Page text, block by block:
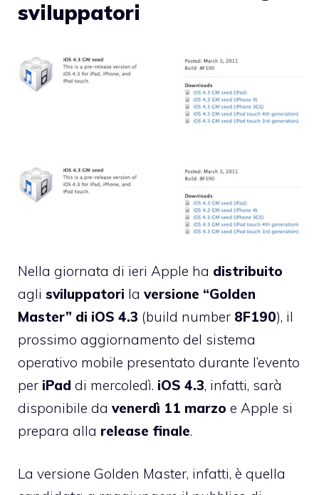
sviluppatori
Nella giornata di ieri Apple ha distribuito
agli sviluppatori la versione “Golden
Master” di iOS 4.3 (build number 8F190), il
prossimo aggiornamento del sistema
operativo mobile presentato durante l’evento
per iPad di mercoledì. iOS 4.3, infatti, sarà
disponibile da venerdì 11 marzo e Apple si
prepara alla release finale.
La versione Golden Master, infatti, è quella